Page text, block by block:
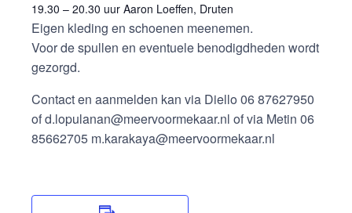
19.30 – 20.30 uur Aaron Loeffen, Druten
Eigen kleding en schoenen meenemen.
Voor de spullen en eventuele benodigdheden wordt
gezorgd.
Contact en aanmelden kan via Diello 06 87627950
of d.lopulanan@meervoormekaar.nl of via Metin 06
85662705 m.karakaya@meervoormekaar.nl